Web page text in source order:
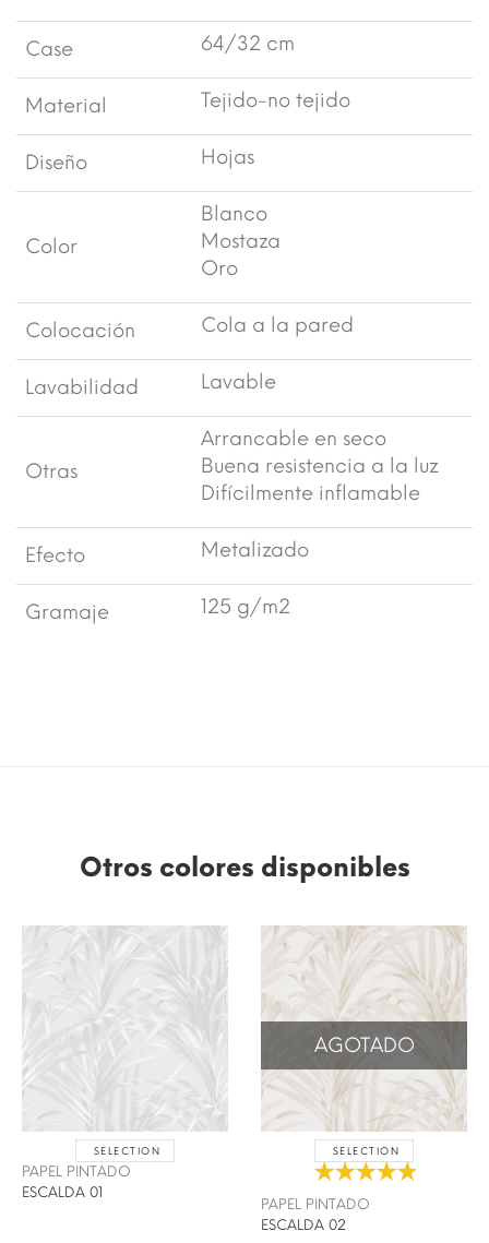
Case 64/32 cm
Material Tejido-no tejido
Diseño Hojas
Color
Blanco
Mostaza
Oro
Colocación Cola a la pared
Lavabilidad Lavable
Otras
Arrancable en seco
Buena resistencia a la luz
Difícilmente inflamable
Efecto Metalizado
Gramaje 125 g/m2
Otros colores disponibles
SELECTION
PAPEL PINTADO
ESCALDA 01
SELECTION
AGOTADO
PAPEL PINTADO
ESCALDA 02